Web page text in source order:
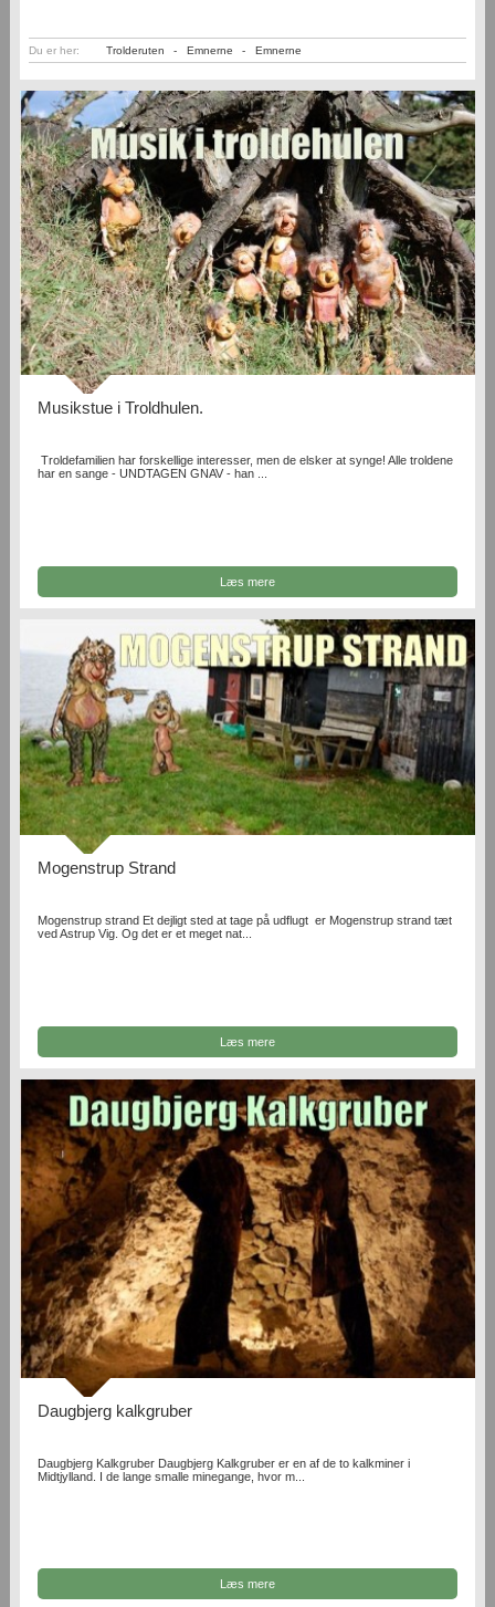
Du er her: Trolderuten - Emnerne - Emnerne
Musikstue i Troldhulen.
Troldefamilien har forskellige interesser, men de elsker at synge! Alle troldene
har en sange - UNDTAGEN GNAV - han ...
Læs mere
Mogenstrup Strand
Mogenstrup strand Et dejligt sted at tage på udflugt er Mogenstrup strand tæt
ved Astrup Vig. Og det er et meget nat...
Læs mere
Daugbjerg kalkgruber
Daugbjerg Kalkgruber Daugbjerg Kalkgruber er en af de to kalkminer i
Midtjylland. I de lange smalle minegange, hvor m...
Læs mere